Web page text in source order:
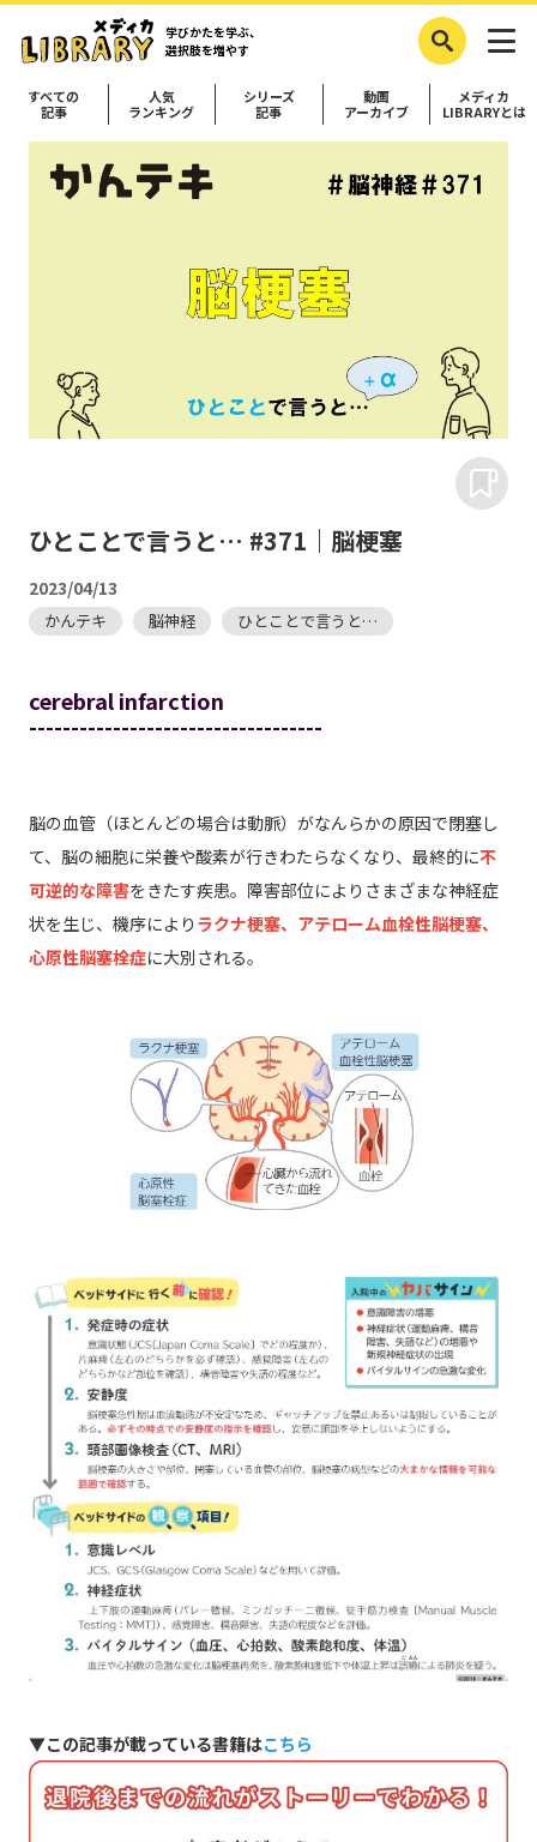
学びかたを学ぶ、
選択肢を増やす
すべての
記事
人気
ランキング
シリーズ
記事
動画
アーカイブ
メディカ
LIBRARYとは
ひとことで言うと… #371｜脳梗塞
2023/04/13
かんテキ 脳神経 ひとことで言うと…
cerebral infarction
-----------------------------------
脳の血管（ほとんどの場合は動脈）がなんらかの原因で閉塞し
て、脳の細胞に栄養や酸素が行きわたらなくなり、最終的に不
可逆的な障害をきたす疾患。障害部位によりさまざまな神経症
状を生じ、機序により ラクナ梗塞、アテローム血栓性脳梗塞、
心原性脳塞栓症に大別される。
▼この記事が載っている書籍はこちら